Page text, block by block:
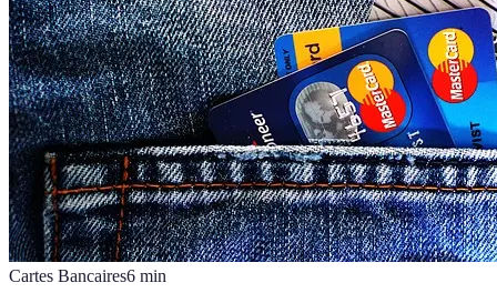
Cartes Bancaires6 min